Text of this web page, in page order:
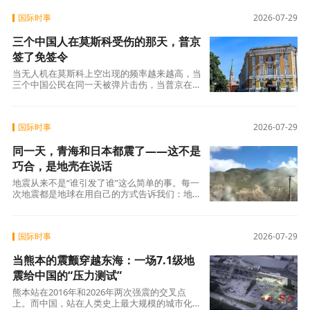
2026-07-29
国际时事
三个中国人在莫斯科受伤的那天，普京
签了免签令
当无人机在莫斯科上空出现的频率越来越高，当
三个中国公民在同一天被弹片击伤，当普京在同
任何人，也不否定任何政策。它只是问给每一个
去的是哪里吗?
2026-07-29
国际时事
同一天，青海和日本都震了——这不是
巧合，是地壳在说话
地震从来不是“谁引发了谁”这么简单的事。每一
次地震都是地球在用自己的方式告诉我们：地壳
动过，以及，那些“还没动完”的部分，什么时候
2026-07-29
国际时事
当熊本的震颤穿越东海：一场7.1级地
震给中国的“压力测试”
熊本站在2016年和2026年两次强震的交叉点
上。而中国，站在人类史上最大规模的城市化进